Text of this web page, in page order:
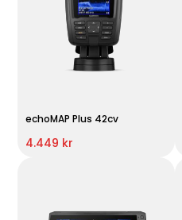
echoMAP Plus 42cv
4.449 kr